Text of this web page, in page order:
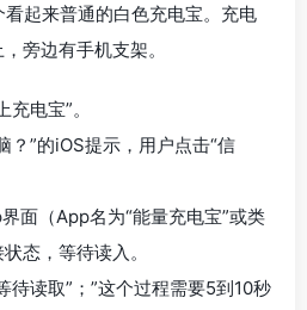
起来普通的白色充电宝。充电
旁边有手机支架。
电宝”。
？”的iOS提示，用户点击“信
面（App名为“能量充电宝”或类
态，等待读入。
待读取”；”这个过程需要5到10秒